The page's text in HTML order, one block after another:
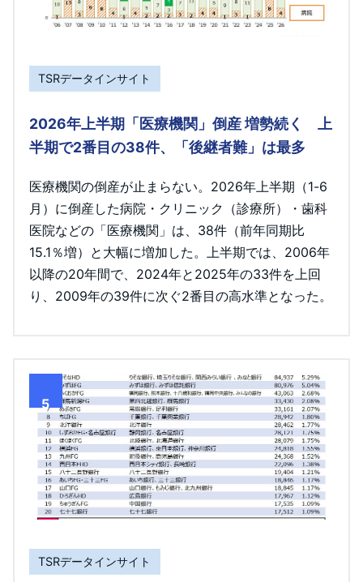
TSRデータインサイト
2026年上半期「医療機関」倒産 増勢続く 上
半期で2番目の38件、「後継者難」は最多
医療機関の倒産が止まらない。2026年上半期（1-6
月）に倒産した病院・クリニック（診療所）・歯科
医院などの「医療機関」は、38件（前年同期比
15.1％増）と大幅に増加した。上半期では、2006年
以降の20年間で、2024年と2025年の33件を上回
り、2009年の39件に次ぐ2番目の高水準となった。
5
TSRデータインサイト